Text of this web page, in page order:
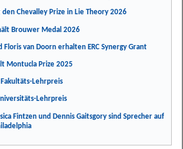
den Chevalley Prize in Lie Theory 2026
Brouwer Medal 2026
Floris van Doorn erhalten ERC Synergy Grant
Montucla Prize 2025
Lehrpreis
Lehrpreis
Fintzen und Dennis Gaitsgory sind Sprecher auf